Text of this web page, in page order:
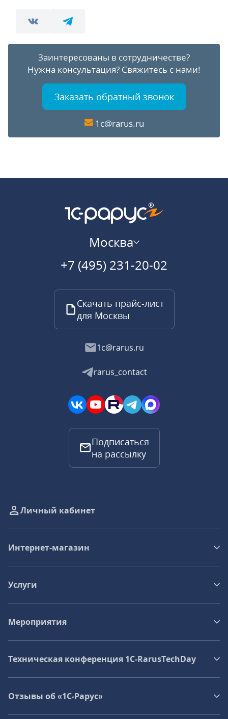
Заинтересованы в сотрудничестве?
Нужна консультация? Свяжитесь с нами!
Заказать обратный звонок
1c@rarus.ru
Москва
+7 (495) 231-20-02
Скачать прайс-лист
для Москвы
1c@rarus.ru
rarus_contact
Подписаться
на рассылку
Личный кабинет
Интернет-магазин
Услуги
Мероприятия
Техническая конференция 1C‑RarusTechDay
Отзывы об «1С-Рарус»